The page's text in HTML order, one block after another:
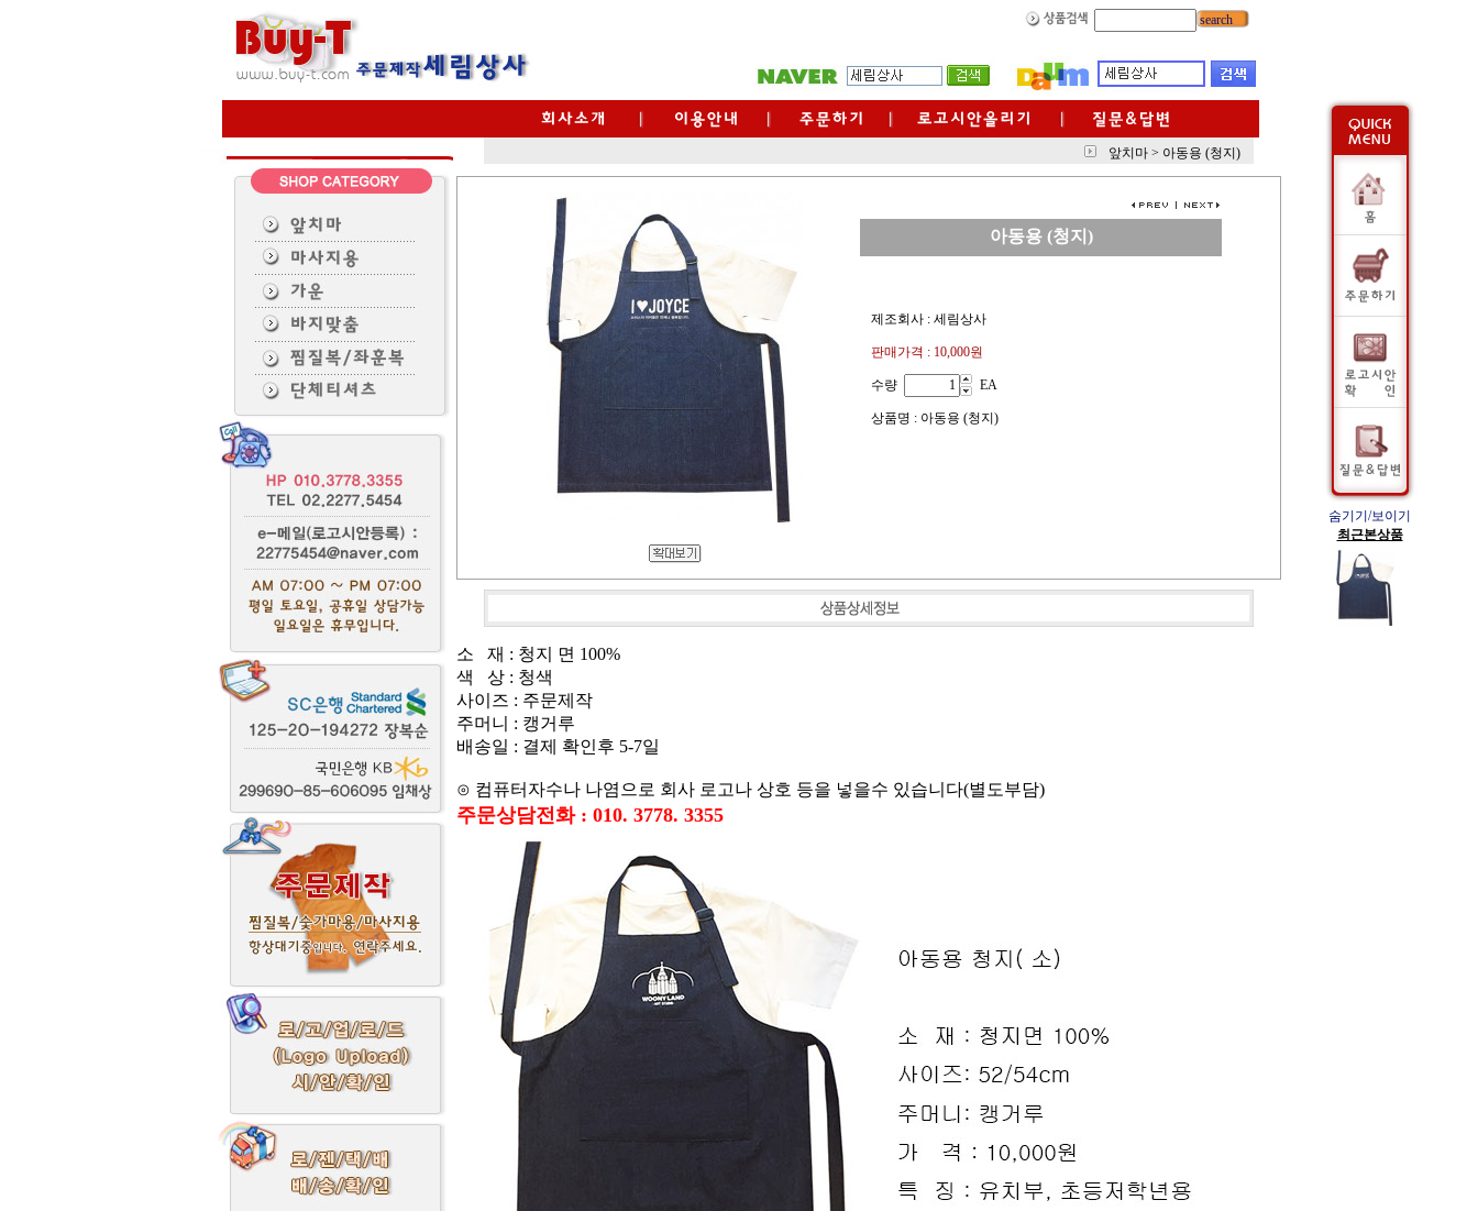
search
앞치마 > 아동용 (청지)
아동용 (청지)
제조회사 : 세림상사
판매가격 : 10,000원
수량 EA
상품명 : 아동용 (청지)
소 재 : 청지 면 100%
색 상 : 청색
사이즈 : 주문제작
주머니 : 캥거루
배송일 : 결제 확인후 5-7일
⊙ 컴퓨터자수나 나염으로 회사 로고나 상호 등을 넣을수 있습니다(별도부담)
주문상담전화 : 010. 3778. 3355
숨기기/보이기
최근본상품